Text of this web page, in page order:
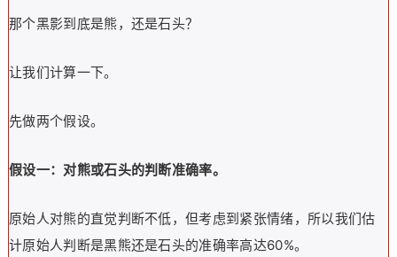
那个黑影到底是熊，还是石头？
让我们计算一下。
先做两个假设。
假设一：对熊或石头的判断准确率。
原始人对熊的直觉判断不低，但考虑到紧张情绪，所以我们估
计原始人判断是黑熊还是石头的准确率高达60%。